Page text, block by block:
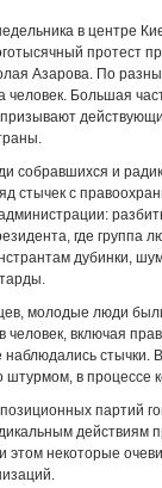
в центре
протест
Азарова. По
человек. Большая
собравшихся и
стычек с
где группа
дубинки,
молодые люди
человек, включая
стычки.
штурмом, в процессе
партий
действиям
этом некоторые